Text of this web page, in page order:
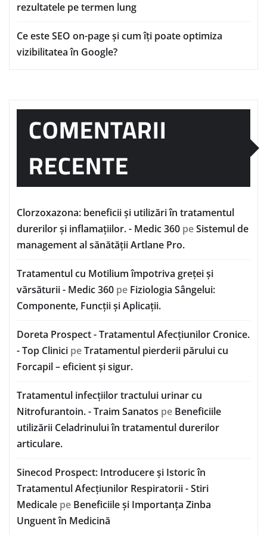
rezultatele pe termen lung
Ce este SEO on-page și cum îți poate optimiza
vizibilitatea în Google?
COMENTARII
RECENTE
Clorzoxazona: beneficii și utilizări în tratamentul
durerilor și inflamațiilor. - Medic 360 peSistemul de
management al sănătății Artlane Pro.
Tratamentul cu Motilium împotriva greței și
vărsăturii - Medic 360 pe Fiziologia Sângelui:
Componente, Funcții și Aplicații.
Doreta Prospect - Tratamentul Afecțiunilor Cronice.
- Top Clinici peTratamentul pierderii părului cu
Forcapil – eficient și sigur.
Tratamentul infecțiilor tractului urinar cu
Nitrofurantoin. - Traim Sanatos pe Beneficiile
utilizării Celadrinului în tratamentul durerilor
articulare.
Sinecod Prospect: Introducere și Istoric în
Tratamentul Afecțiunilor Respiratorii - Stiri
Medicale pe Beneficiile și Importanța Zinba
Unguent în Medicină